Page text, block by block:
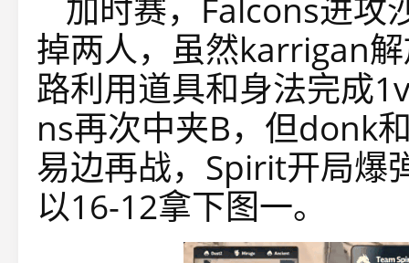
加时赛，Falcons进攻
掉两人，虽然karrigan
路利用道具和身法完成
ns再次中夹B，但donk
易边再战，Spirit开局爆
以16-12拿下图一。